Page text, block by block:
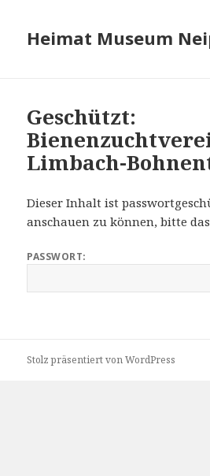
Heimat Museum
Geschützt:
Limbach-
Dieser Inhalt ist
anschauen zu können, bitte
PASSWORT:
Stolz präsentiert von WordPress